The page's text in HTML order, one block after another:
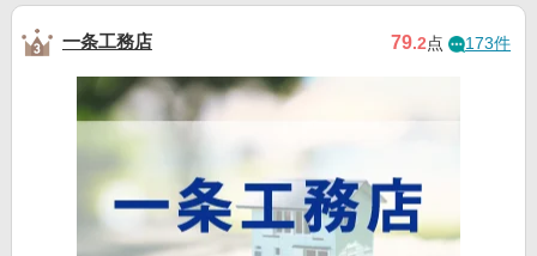
一条工務店 79.2点 173件